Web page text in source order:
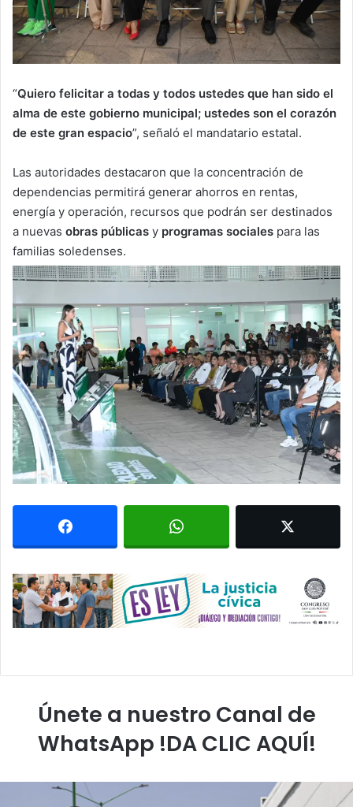
“Quiero felicitar a todas y todos ustedes que han sido el
alma de este gobierno municipal; ustedes son el corazón
de este gran espacio”, señaló el mandatario estatal.
Las autoridades destacaron que la concentración de
dependencias permitirá generar ahorros en rentas,
energía y operación, recursos que podrán ser destinados
a nuevas obras públicas y programas sociales para las
familias soledenses.
Únete a nuestro Canal de
WhatsApp !DA CLIC AQUÍ!